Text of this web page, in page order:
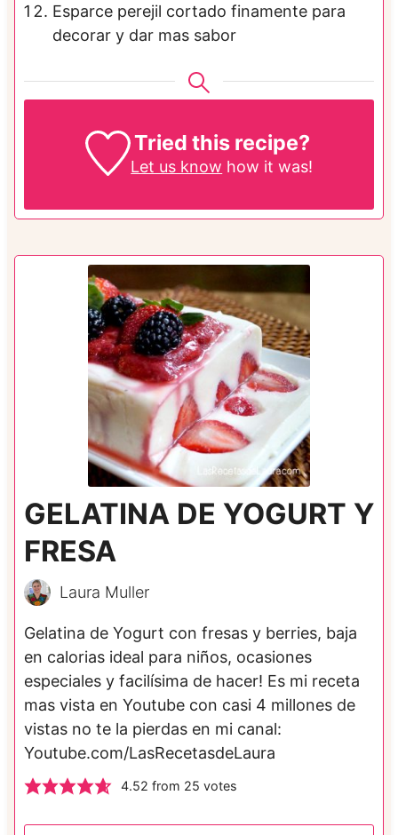
Esparce perejil cortado finamente para
decorar y dar mas sabor
Tried this recipe?
Let us know how it was!
GELATINA DE YOGURT Y
FRESA
Laura Muller
Gelatina de Yogurt con fresas y berries, baja
en calorias ideal para niños, ocasiones
especiales y facilísima de hacer! Es mi receta
mas vista en Youtube con casi 4 millones de
vistas no te la pierdas en mi canal:
Youtube.com/LasRecetasdeLaura
4.52 from 25 votes